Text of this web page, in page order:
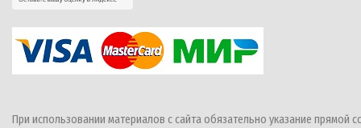
При использовании материалов с сайта обязательно указание прямой